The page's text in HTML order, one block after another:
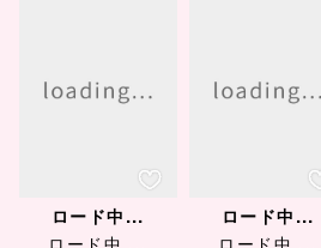
ロード中... ロード中...